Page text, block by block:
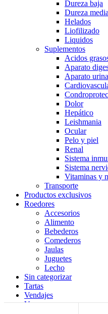
Dureza baja
Dureza media
Helados
Liofilizado
Liquidos
Suplementos
Acidos
Aparato
Aparato
Dolor
Hepático
Leishmania
Ocular
Pelo y piel
Renal
Sistema
Sistema
Vitaminas y
Transporte
Productos exclusivos
Roedores
Accesorios
Alimento
Bebederos
Comederos
Jaulas
Juguetes
Lecho
Sin categorizar
Tartas
Vendajes
Verano